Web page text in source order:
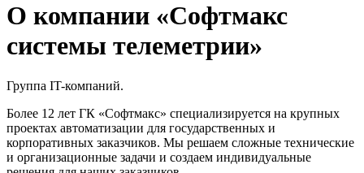
О компании «Софтмакс
системы телеметрии»
Группа IT-компаний.
Более 12 лет ГК «Софтмакс» специализируется на крупных
проектах автоматизации для государственных и
корпоративных заказчиков. Мы решаем сложные технические
и организационные задачи и создаем индивидуальные